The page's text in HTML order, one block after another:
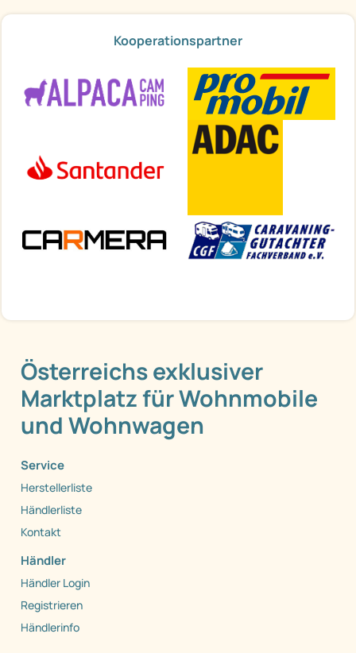
Kooperationspartner
Österreichs exklusiver
Marktplatz für Wohnmobile
und Wohnwagen
Service
Herstellerliste
Händlerliste
Kontakt
Händler
Händler Login
Registrieren
Händlerinfo